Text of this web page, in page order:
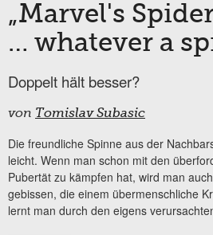
„Marvel's
… whatever a
Doppelt hält besser?
von Tomislav Subasic
Die freundliche Spinne aus der
leicht. Wenn man schon mit den
Pubertät zu kämpfen hat, wird man
gebissen, die einem übermenschliche
lernt man durch den eigens